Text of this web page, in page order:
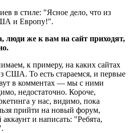
в стиле: "Ясное дело, что из
и Европу!".
люди же к вам на сайт приходят,
к примеру, на каких сайтах
США. То есть стараемся, и первые
в комментах — мы с ними
недостаточно. Короче,
у нас, видимо, пока
прийти на новый форум,
и написать: "Ребята,